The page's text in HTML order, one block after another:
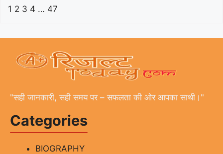
1 2 3 4 … 47
"सही जानकारी, सही समय पर – सफलता की ओर आपका साथी।"
Categories
BIOGRAPHY